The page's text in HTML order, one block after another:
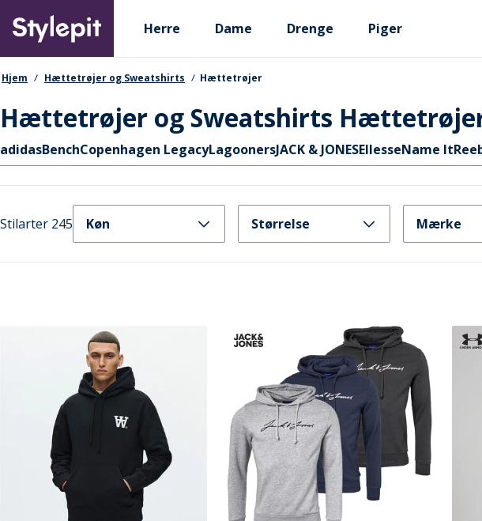
main
content
Primary departments
Herre Dame Drenge Piger
navigationssti
Hjem Hættetrøjer og Sweatshirts Hættetrøjer
Hættetrøjer og Sweatshirts
Hurtige links
adidasBenchCopenhagen LegacyLagoonersJACK & JONESEllesseName It
Stilarter 245 Køn Størrelse Mærke